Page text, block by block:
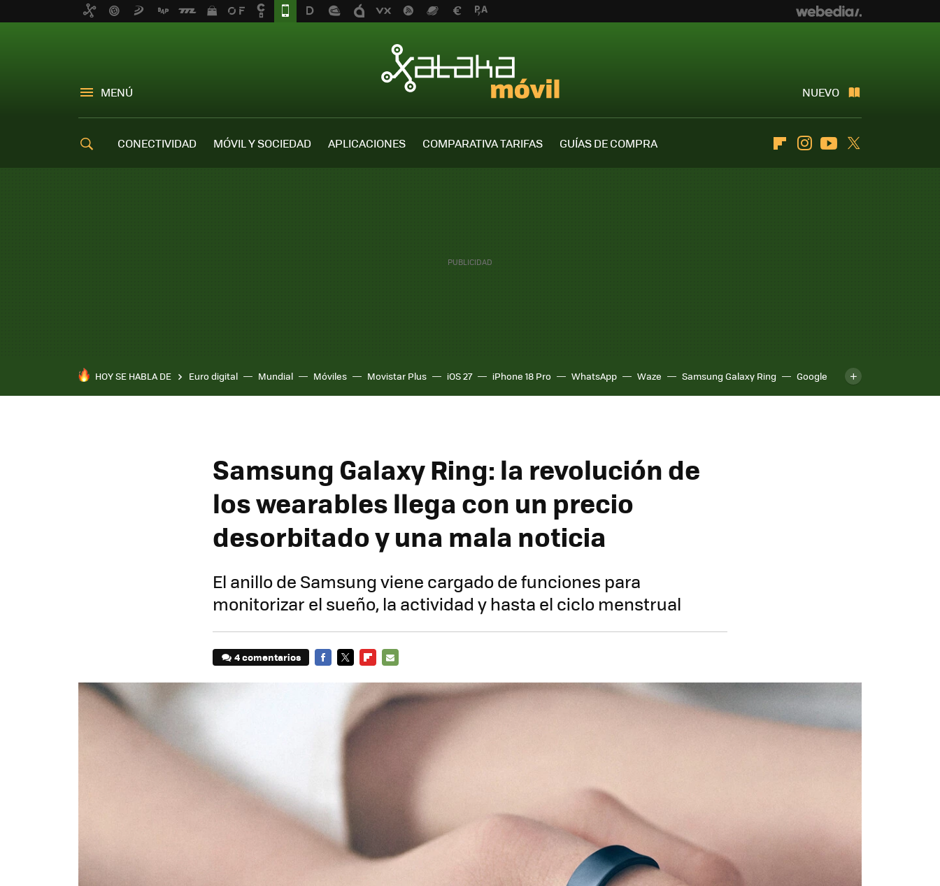
MENÚ NUEVO
CONECTIVIDAD MÓVIL Y SOCIEDAD APLICACIONES COMPARATIVA TARIFAS
GUÍAS DE COMPRA
FlipboardInstagramYoutube
HOY SE HABLA DE Euro digital Mundial Móviles Movistar Plus iOS 27 iPhone 18 Pro WhatsApp Waze Samsung Galaxy Ring
Google
Pixel 10a
Samsung Galaxy Ring: la revolución de
los wearables llega con un precio
desorbitado y una mala noticia
El anillo de Samsung viene cargado de funciones para
monitorizar el sueño, la actividad y hasta el ciclo menstrual
4 comentarios
MAIL